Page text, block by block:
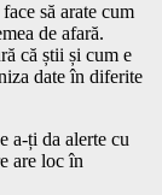
să arate cum
de afară.
că știi și cum e
date în diferite
a-ți da alerte cu
are loc în